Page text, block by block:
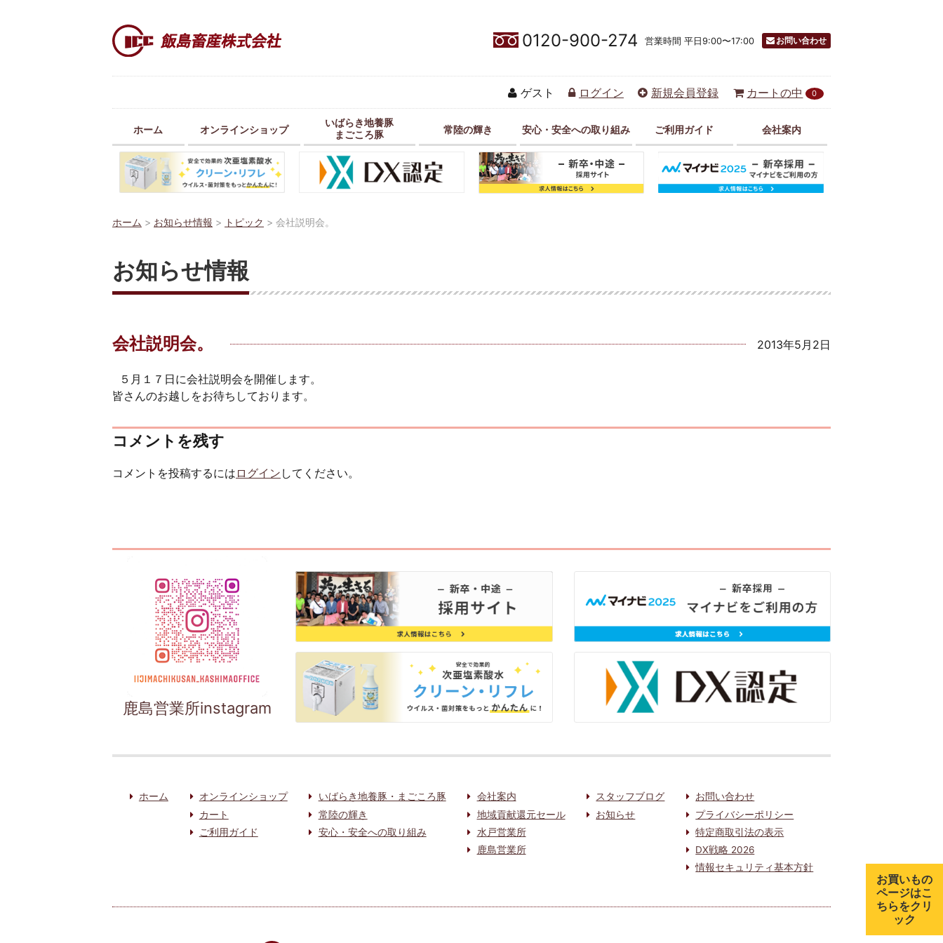
0120-900-274 営業時間 平日9:00〜17:00 お問い合わせ
ゲスト ログイン 新規会員登録 カートの中 0
ホーム オンラインショップ
いばらき地養豚
まごころ豚
常陸の輝き 安心・安全への取り組み ご利用ガイド 会社案内
ホーム > お知らせ情報 > トピック > 会社説明会。
お知らせ情報
会社説明会。 2013年5月2日
５月１７日に会社説明会を開催します。
皆さんのお越しをお待ちしております。
コメントを残す
コメントを投稿するには ログイン してください。
鹿島営業所instagram
ホーム
オンラインショップ
カート
ご利用ガイド
いばらき地養豚・まごころ豚
常陸の輝き
安心・安全への取り組み
会社案内
地域貢献還元セール
水戸営業所
鹿島営業所
スタッフブログ
お知らせ
お問い合わせ
プライバシーポリシー
特定商取引法の表示
DX戦略 2026
情報セキュリティ基本方針
お買いもの
ページはこ
ちらをクリ
ック